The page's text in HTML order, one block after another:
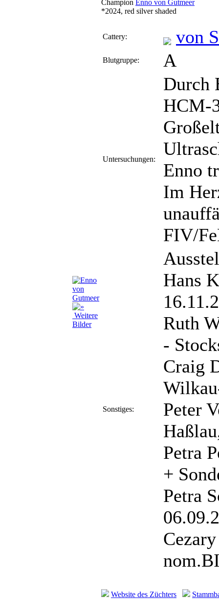
Weitere
Bilder
Champion Enno von Gutmeer
*2024, red silver shaded
Cattery: von
Blutgruppe: A
Untersuchungen:
Durch
HCM-
Enno
Im
FIV/
Sonstiges:
Hans
Ruth
-
Craig
Peter
Petra
+
Petra
Website des Züchters